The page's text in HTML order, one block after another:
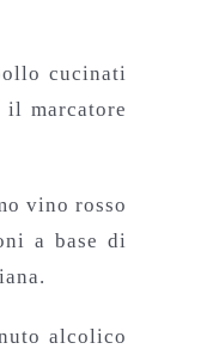
cucinati
marcatore
vino rosso
a base di
alcolico